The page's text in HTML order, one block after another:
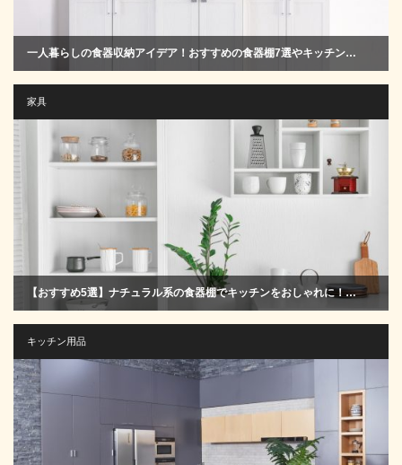
一人暮らしの食器収納アイデア！おすすめの食器棚7選やキッチン…
家具
【おすすめ5選】ナチュラル系の食器棚でキッチンをおしゃれに！…
キッチン用品